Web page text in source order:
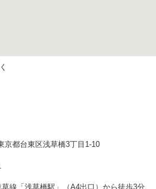
京都台東区浅草橋3丁目1-10
線「浅草橋駅」（A4出口）から徒歩3分